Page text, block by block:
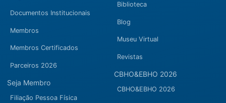
Documentos Institucionais
Membros
Membros Certificados
Parceiros 2026
Seja Membro
Filiação Pessoa Física
Biblioteca
Blog
Museu Virtual
Revistas
CBHO&EBHO 2026
CBHO&EBHO 2026